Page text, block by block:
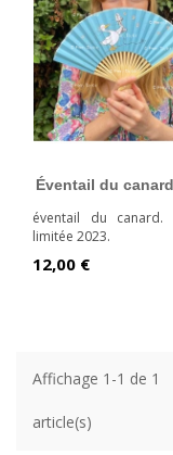
Éventail du canard
éventail du canard.
limitée 2023.
Prix
12,00 €
Affichage 1-1 de 1
article(s)